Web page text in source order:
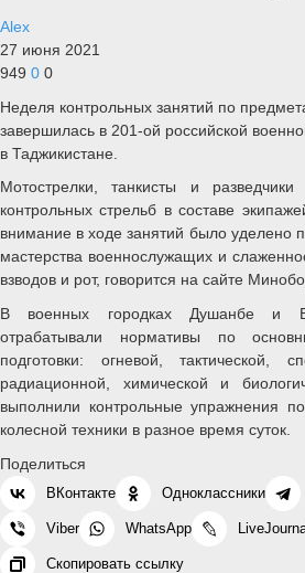
Alex
27 июня 2021
949 0 0
Неделя контрольных занятий по
завершилась в 201-ой российской
в Таджикистане.
Мотострелки, танкисты и разведчики
контрольных стрельб в составе
внимание в ходе занятий было уделено
мастерства военнослужащих и
взводов и рот, говорится на сайте
В военных городках Душанбе и
отрабатывали нормативы по
подготовки: огневой, тактической,
радиационной, химической и
выполнили контрольные упражнения
колесной техники в разное время суток.
Поделиться
ВКонтакте Одноклассники
Viber WhatsApp
Скопировать ссылку